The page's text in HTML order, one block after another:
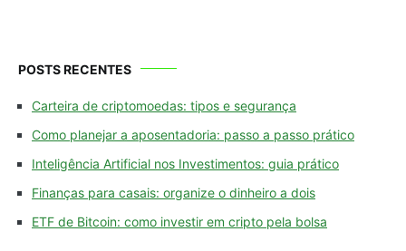
POSTS RECENTES
Carteira de criptomoedas: tipos e segurança
Como planejar a aposentadoria: passo a passo prático
Inteligência Artificial nos Investimentos: guia prático
Finanças para casais: organize o dinheiro a dois
ETF de Bitcoin: como investir em cripto pela bolsa